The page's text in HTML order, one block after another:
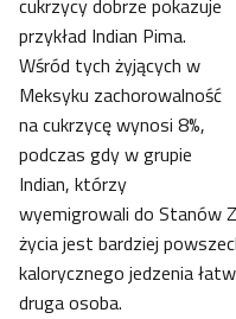
cukrzycy dobrze pokazuje
przykład Indian Pima.
Wśród tych żyjących w
Meksyku zachorowalność
na cukrzycę wynosi 8%,
podczas gdy w grupie
Indian, którzy
wyemigrowali do Stanów
życia jest bardziej
kalorycznego jedzenia
druga osoba.